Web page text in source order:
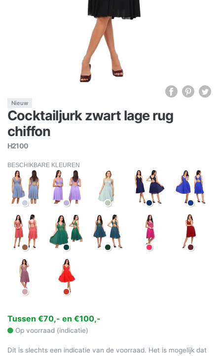
Nieuw
Cocktailjurk zwart lage rug
chiffon
H2100
BESCHIKBARE KLEUREN
Tussen €70,- en €100,-
Op voorraad (indicatie)
Dit is slechts een indicatie van de voorraad. Het is mogelijk dat